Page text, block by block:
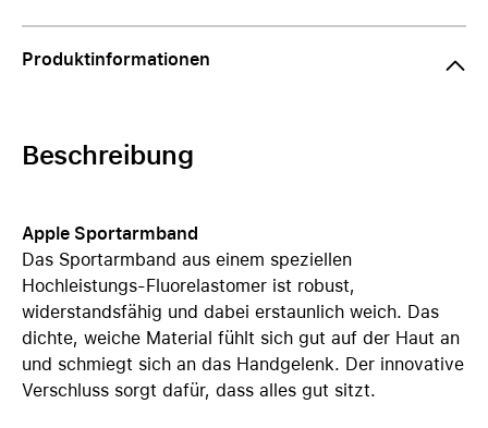
Produktinformationen
Beschreibung
Apple Sportarmband
Das Sportarmband aus einem speziellen
Hochleistungs-Fluorelastomer ist robust,
widerstandsfähig und dabei erstaunlich weich. Das
dichte, weiche Material fühlt sich gut auf der Haut an
und schmiegt sich an das Handgelenk. Der innovative
Verschluss sorgt dafür, dass alles gut sitzt.